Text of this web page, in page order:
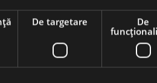
livrare nu este calculat automat. Vă rugăm
în funcție de specificul comenzii.
De targetare
De